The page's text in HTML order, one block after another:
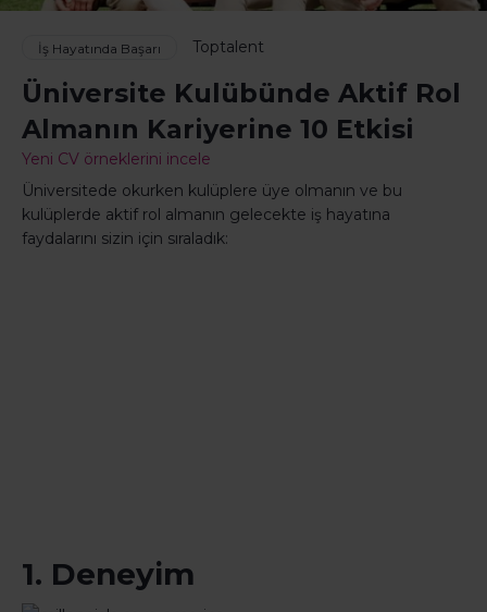
İş Hayatında Başarı Toptalent
Üniversite Kulübünde Aktif Rol
Almanın Kariyerine 10 Etkisi
Yeni CV örneklerini incele
Üniversitede okurken kulüplere üye olmanın ve bu
kulüplerde aktif rol almanın gelecekte iş hayatına
faydalarını sizin için sıraladık:
1. Deneyim